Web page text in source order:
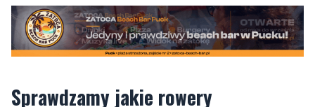
Sprawdzamy jakie rowery
marka MUVIKE